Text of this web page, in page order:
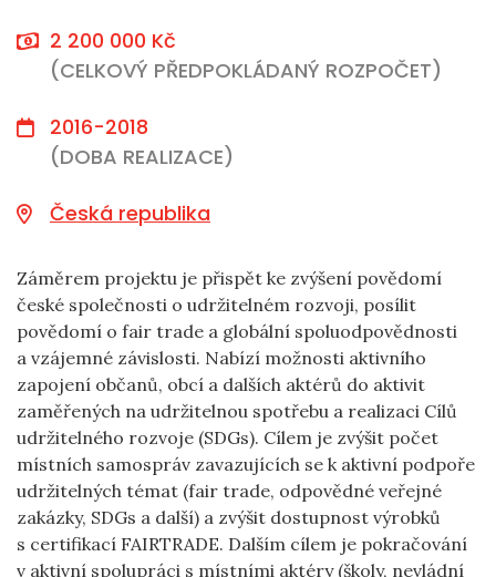
2 200 000 Kč
(CELKOVÝ PŘEDPOKLÁDANÝ ROZPOČET)
2016-2018
(DOBA REALIZACE)
Česká republika
Záměrem projektu je přispět ke zvýšení povědomí
české společnosti o udržitelném rozvoji, posílit
povědomí o fair trade a globální spoluodpovědnosti
a vzájemné závislosti. Nabízí možnosti aktivního
zapojení občanů, obcí a dalších aktérů do aktivit
zaměřených na udržitelnou spotřebu a realizaci Cílů
udržitelného rozvoje (SDGs). Cílem je zvýšit počet
místních samospráv zavazujících se k aktivní podpoře
udržitelných témat (fair trade, odpovědné veřejné
zakázky, SDGs a další) a zvýšit dostupnost výrobků
s certifikací FAIRTRADE. Dalším cílem je pokračování
v aktivní spolupráci s místními aktéry (školy, nevládní